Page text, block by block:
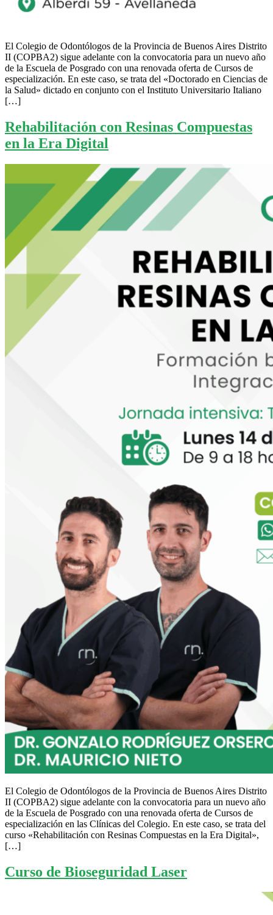
El Colegio de Odontólogos de la Provincia de Buenos Aires Distrito
II (COPBA2) sigue adelante con la convocatoria para un nuevo año
de la Escuela de Posgrado con una renovada oferta de Cursos de
especialización. En este caso, se trata del «Doctorado en Ciencias de
la Salud» dictado en conjunto con el Instituto Universitario Italiano
[…]
Rehabilitación con Resinas Compuestas
en la Era Digital
El Colegio de Odontólogos de la Provincia de Buenos Aires Distrito
II (COPBA2) sigue adelante con la convocatoria para un nuevo año
de la Escuela de Posgrado con una renovada oferta de Cursos de
especialización en las Clínicas del Colegio. En este caso, se trata del
curso «Rehabilitación con Resinas Compuestas en la Era Digital»,
[…]
Curso de Bioseguridad Laser